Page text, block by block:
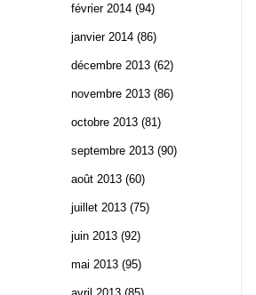
février 2014 (94)
janvier 2014 (86)
décembre 2013 (62)
novembre 2013 (86)
octobre 2013 (81)
septembre 2013 (90)
août 2013 (60)
juillet 2013 (75)
juin 2013 (92)
mai 2013 (95)